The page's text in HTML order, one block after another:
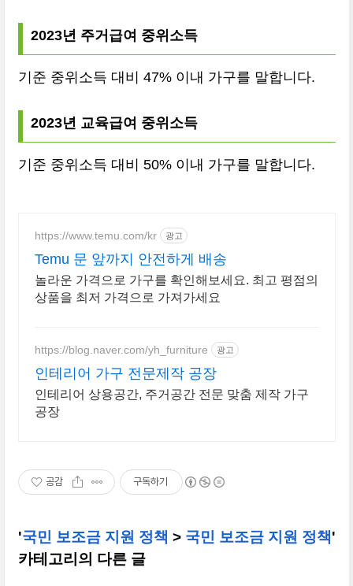
2023년 주거급여 중위소득
기준 중위소득 대비 47% 이내 가구를 말합니다.
2023년 교육급여 중위소득
기준 중위소득 대비 50% 이내 가구를 말합니다.
https://www.temu.com/kr 광고
Temu 문 앞까지 안전하게 배송
놀라운 가격으로 가구를 확인해보세요. 최고 평점의
상품을 최저 가격으로 가져가세요
https://blog.naver.com/yh_furniture 광고
인테리어 가구 전문제작 공장
인테리어 상용공간, 주거공간 전문 맞춤 제작 가구
공장
공감 구독하기
'국민 보조금 지원 정책 > 국민 보조금 지원 정책'
카테고리의 다른 글